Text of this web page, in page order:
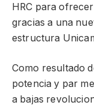
HRC para
gracias a una
estructura
Como resultado
potencia y par
a bajas